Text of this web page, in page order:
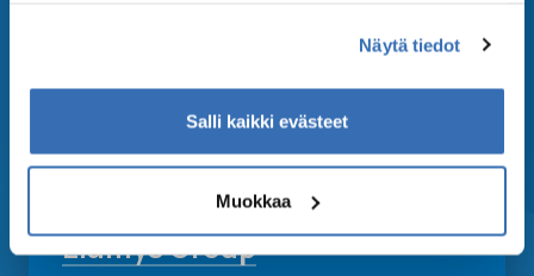
Näytä tiedot
Salli kaikki evästeet
Muokkaa
Asiakaspalvelun aukioloaika:
ma-to 09-17, pe 09-16
Elämys Group